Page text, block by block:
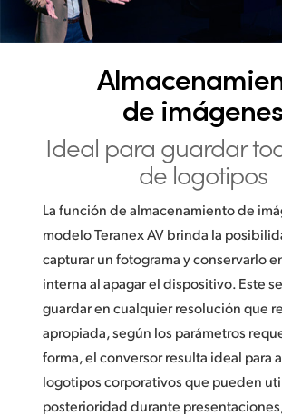
de imágenes
Ideal para guardar
de logotipos
La función de almacenamiento de
modelo Teranex AV brinda la
capturar un fotograma y conservarlo
interna al apagar el dispositivo. Este
guardar en cualquier resolución que
apropiada, según los parámetros
forma, el conversor resulta ideal para
logotipos corporativos que pueden
posterioridad durante